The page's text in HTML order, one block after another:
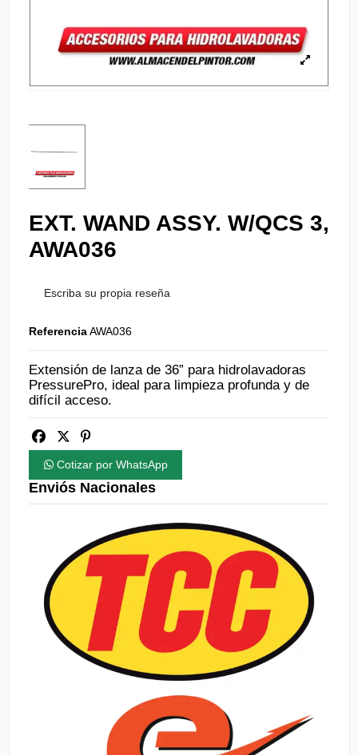
EXT. WAND ASSY. W/QCS 3,
AWA036
Escriba su propia reseña
ReferenciaAWA036
Extensión de lanza de 36” para hidrolavadoras
PressurePro, ideal para limpieza profunda y de
difícil acceso.
Cotizar por WhatsApp
Enviós Nacionales